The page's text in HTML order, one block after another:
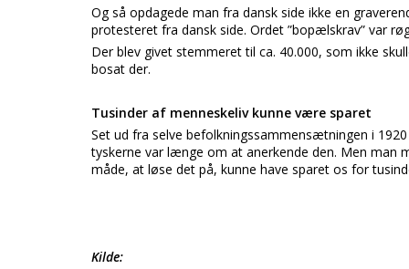
Og så opdagede man fra dansk side ikke en
protesteret fra dansk side. Ordet ”bopælskrav” var
Der blev givet stemmeret til ca. 40.000, som ikke
bosat der.
Tusinder af menneskeliv kunne være sparet
Set ud fra selve befolkningssammensætningen i
tyskerne var længe om at anerkende den. Men man
måde, at løse det på, kunne have sparet os for
Kilde: